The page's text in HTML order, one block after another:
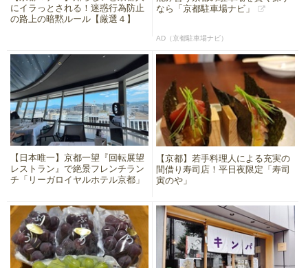
にイラっとされる！迷惑行為防止
の路上の暗黙ルール【厳選４】
なら「京都駐車場ナビ」
AD（京都駐車場ナビ）
【日本唯一】京都一望『回転展望
レストラン』で絶景フレンチラン
チ「リーガロイヤルホテル京都」
【京都】若手料理人による充実の
間借り寿司店！平日夜限定「寿司
寅のや」